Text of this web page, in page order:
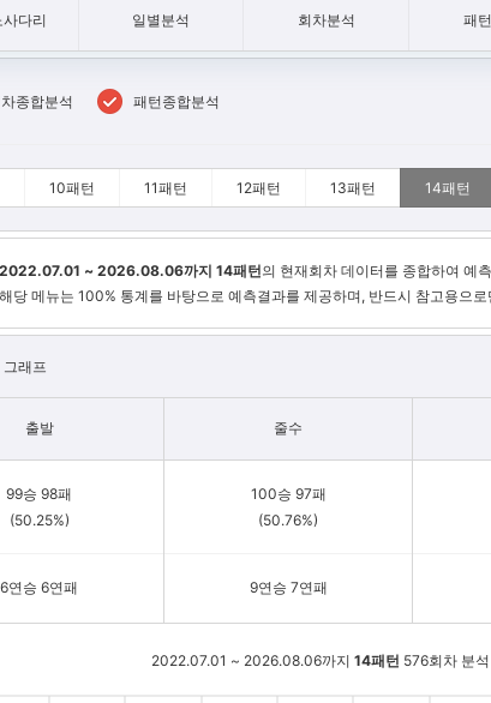
다리 일별분석 회차분석 패
종합분석 패턴종합분석
10패턴 11패턴 12패턴 13패턴 14패턴
2022.07.01 ~ 2026.08.06까지 14패턴의 현재회차 데이터를 종합하여 예
해당 메뉴는 100% 통계를 바탕으로 예측결과를 제공하며, 반드시 참고용으
그래프
출발 줄수
99승 98패
(50.25%)
100승 97패
(50.76%)
6연승 6연패 9연승 7연패
2022.07.01 ~ 2026.08.06까지 14패턴 576회차 분